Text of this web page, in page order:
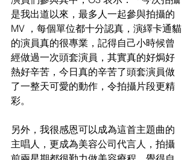
是我出道以來，最多人一起參與拍攝的
MV ，每個單位都十分認真，演繹卡通貓
的演員真的很專業，記得自己小時候曾
經做過一次頭套演員，其實真的好焗好
熱好辛苦，今日真的辛苦了頭套演員做
了一整天可愛的動作，令拍攝片段更精
彩。
另外，我很感恩可以成為這首主題曲的
主唱人，更成為美容公司代言人，拍攝